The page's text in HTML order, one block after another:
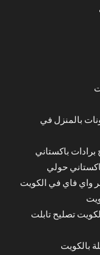
بالمنزل في
حولي
واي فاي في الكويت
تصليح تابلت
بالكويت